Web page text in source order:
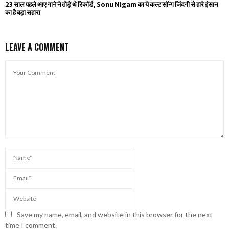
23 साल पहले आए गाने ने तोड़े थे रिकॉर्ड, Sonu Nigam का ये कल्ट सॉन्ग जिंदगी से हारे इंसान
का हैे बड़ा सहारा
LEAVE A COMMENT
Save my name, email, and website in this browser for the next
time I comment.